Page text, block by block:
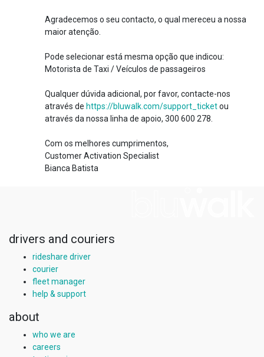
Agradecemos o seu contacto, o qual mereceu a nossa
maior atenção.
Pode selecionar está mesma opção que indicou:
Motorista de Taxi / Veículos de passageiros
Qualquer dúvida adicional, por favor, contacte-nos
através de https://bluwalk.com/support_ticketou
através da nossa linha de apoio, 300 600 278.
Com os melhores cumprimentos,
Customer Activation Specialist
Bianca Batista
drivers and couriers
rideshare driver
courier
fleet manager
help & support
about
who we are
careers